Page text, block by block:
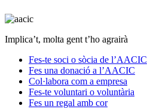
Implica’t, molta gent t’ho agrairà
Fes-te soci o sòcia de l’AACIC
Fes una donació a l’AACIC
Col·labora com a empresa
Fes-te voluntari o voluntària
Fes un regal amb cor